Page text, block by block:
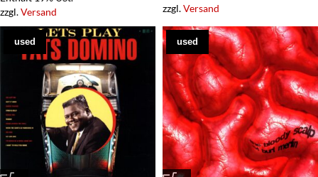
zzgl.Versand
zzgl.Versand
used used